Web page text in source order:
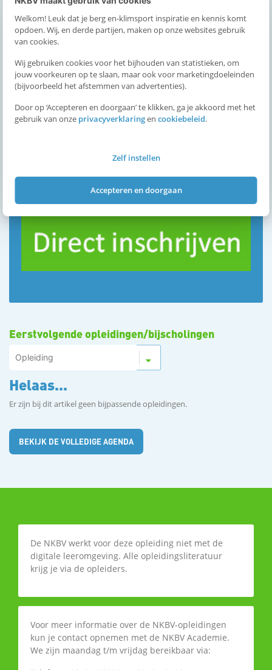
Welkom! Leuk dat je berg en-klimsport inspiratie en kennis komt
opdoen. Wij, en derde partijen, maken op onze websites gebruik
van cookies.
Wij gebruiken cookies voor het bijhouden van statistieken, om
jouw voorkeuren op te slaan, maar ook voor marketingdoeleinden
(bijvoorbeeld het afstemmen van advertenties).
Door op ‘Accepteren en doorgaan’ te klikken, ga je akkoord met het
gebruik van onze privacyverklaringencookiebeleid.
Zelf instellen
Accepteren en doorgaan
2025. De inschrijving gaat 2 november 2024 open.
De deadline voor inschrijven is: 11 januari 2025
tochtenlijst apart opstuurt naar opleidingen@nkbv.nl
Overige data:
25 januari 2025: Intake en selectiedag
Zomer 2025 (n.t.b.): Praktijkweken
Je kan je inschrijven via deNKBV Academieagenda, of
Eerstvolgende opleidingen/bijscholingen
Helaas...
Er zijn bij dit artikel geen bijpassende opleidingen.
BEKIJK DE VOLLEDIGE AGENDA
De NKBV werkt voor deze opleiding niet met de
digitale leeromgeving. Alle opleidingsliteratuur
krijg je via de opleiders.
Voor meer informatie over de NKBV-opleidingen
kun je contact opnemen met de NKBV Academie.
We zijn maandag t/m vrijdag bereikbaar via: